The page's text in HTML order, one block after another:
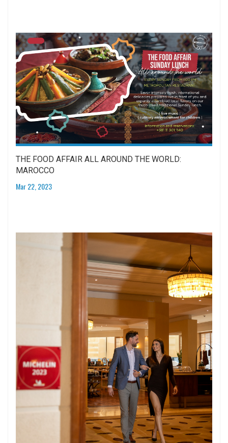
THE FOOD AFFAIR ALL AROUND THE WORLD:
MAROCCO
Mar 22, 2023